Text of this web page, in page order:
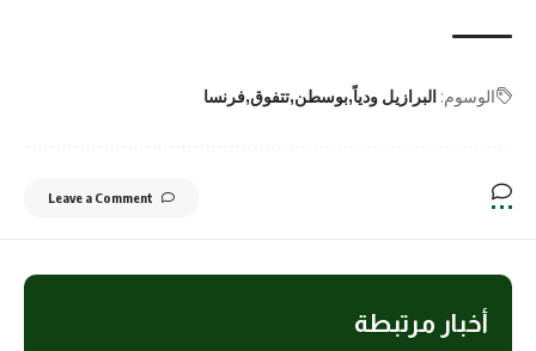
الوسوم: البرازيل ودياً بوسطن تتفوق فرنسا
Leave a Comment
أخبار مرتبطة